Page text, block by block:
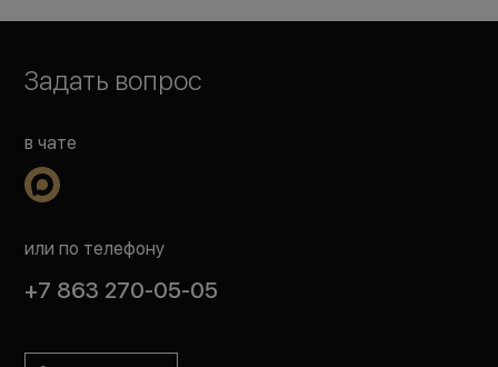
Задать вопрос
в чате
или по телефону
+7 863 270-05-05